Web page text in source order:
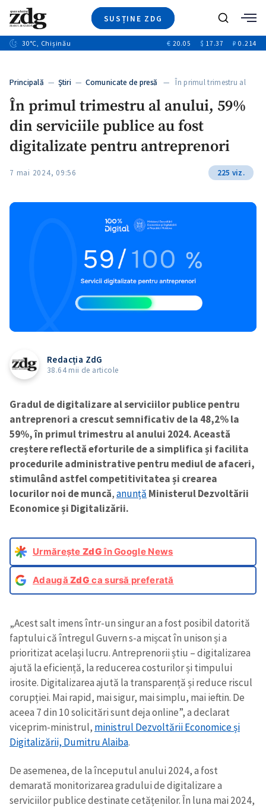
SUSȚINE ZDG
Ştiri
+10
Video
Special
+1
Blog
ZdGust
Caută
30°C, Chișinău € 20.05 $ 17.37 ₽ 0.214
Principală — Ştiri — Comunicate de presă — În primul trimestru al
În primul trimestru al anului, 59%
din serviciile publice au fost
digitalizate pentru antreprenori
7 mai 2024, 09:56 225 viz.
Redacția ZdG
38.64 mii de articole
Gradul de digitalizare al serviciilor publice pentru
antreprenori a crescut semnificativ de la 48,2% la
59%, în primul trimestru al anului 2024. Această
creștere reflectă eforturile de a simplifica și facilita
procedurile administrative pentru mediul de afaceri,
stimulând astfel competitivitatea și crearea
locurilor noi de muncă,anunță Ministerul Dezvoltării
Economice și Digitalizării.
Urmărește ZdGîn Google News
AdaugăZdG ca sursă preferată
„Acest salt imens într-un singur an a fost posibil datorită
faptului că întregul Guvern s-a mișcat în unison și a
prioritizat același lucru. Antreprenorii știu – digitalizarea
ajută la eficiență, la reducerea costurilor și timpului
irosite. Digitalizarea ajută la transparență și reduce riscul
corupției. Mai rapid, mai sigur, mai simplu, mai ieftin. De
aceea 7 din 10 solicitări sunt deja online”, a declarat
viceprim-ministrul, ministrul Dezvoltării Economice și
Digitalizării, Dumitru Alaiba.
De asemenea, de la începutul anului 2024, a fost
demarată monitorizarea gradului de digitalizare a
serviciilor publice destinate cetățenilor. În luna mai 2024,